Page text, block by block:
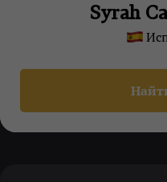
Syrah